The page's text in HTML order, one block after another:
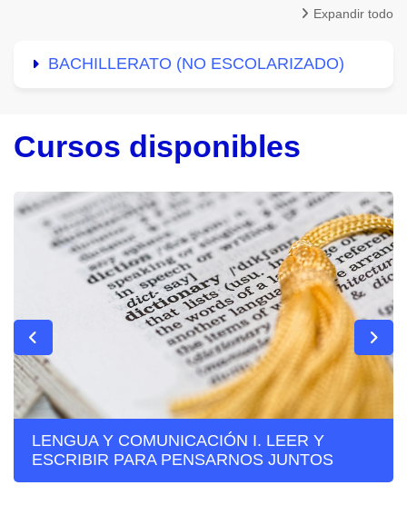
Expandir todo
BACHILLERATO (NO ESCOLARIZADO)
Cursos disponibles
LENGUA Y COMUNICACIÓN I. LEER Y
ESCRIBIR PARA PENSARNOS JUNTOS